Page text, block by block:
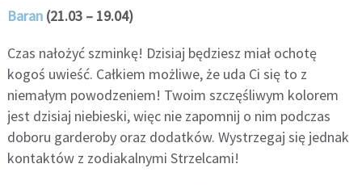
Baran(21.03 – 19.04)
Czas nałożyć szminkę! Dzisiaj będziesz miał ochotę
kogoś uwieść. Całkiem możliwe, że uda Ci się to z
niemałym powodzeniem! Twoim szczęśliwym kolorem
jest dzisiaj niebieski, więc nie zapomnij o nim podczas
doboru garderoby oraz dodatków. Wystrzegaj się jednak
kontaktów z zodiakalnymi Strzelcami!